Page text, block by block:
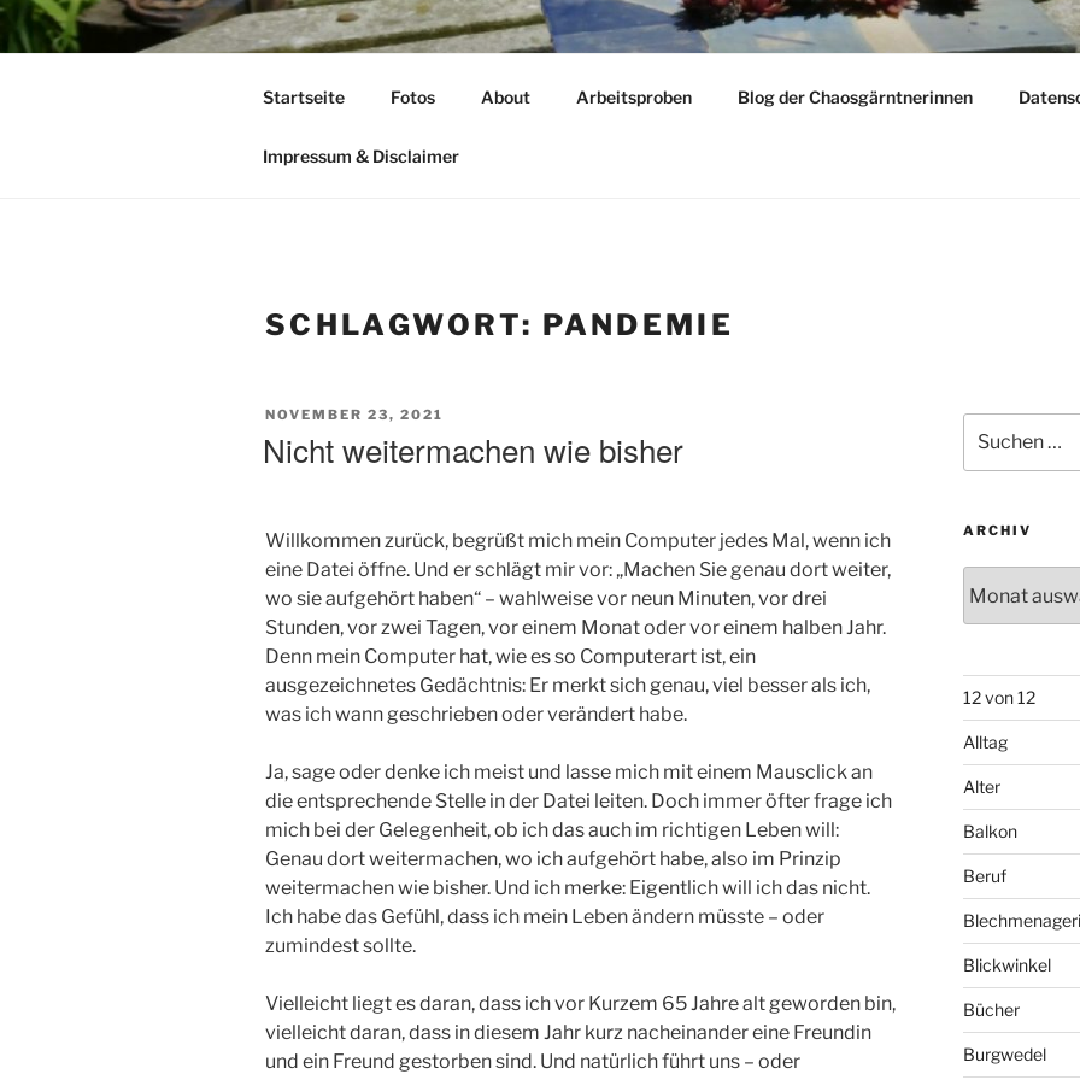
Zum
Inhalt
TIME TO FLY
Startseite Fotos About Arbeitsproben Blog der Chaosgärntnerinnen
Impressum & Disclaimer
SCHLAGWORT: PANDEMIE
VERÖFFENTLICHT
NOVEMBER 23, 2021
Nicht weitermachen wie bisher
Willkommen zurück, begrüßt mich mein Computer jedes Mal, wenn ich
eine Datei öffne. Und er schlägt mir vor: „Machen Sie genau dort weiter,
wo sie aufgehört haben“ – wahlweise vor neun Minuten, vor drei
Stunden, vor zwei Tagen, vor einem Monat oder vor einem halben Jahr.
Denn mein Computer hat, wie es so Computerart ist, ein
ausgezeichnetes Gedächtnis: Er merkt sich genau, viel besser als ich,
was ich wann geschrieben oder verändert habe.
Ja, sage oder denke ich meist und lasse mich mit einem Mausclick an
die entsprechende Stelle in der Datei leiten. Doch immer öfter frage ich
mich bei der Gelegenheit, ob ich das auch im richtigen Leben will:
Genau dort weitermachen, wo ich aufgehört habe, also im Prinzip
weitermachen wie bisher. Und ich merke: Eigentlich will ich das nicht.
Ich habe das Gefühl, dass ich mein Leben ändern müsste – oder
zumindest sollte.
Vielleicht liegt es daran, dass ich vor Kurzem 65 Jahre alt geworden bin,
vielleicht daran, dass in diesem Jahr kurz nacheinander eine Freundin
und ein Freund gestorben sind. Und natürlich führt uns – oder
nach:
ARCHIV
12 von 12
Alltag
Alter
Balkon
Beruf
Blickwinkel
Bücher
Burgwedel